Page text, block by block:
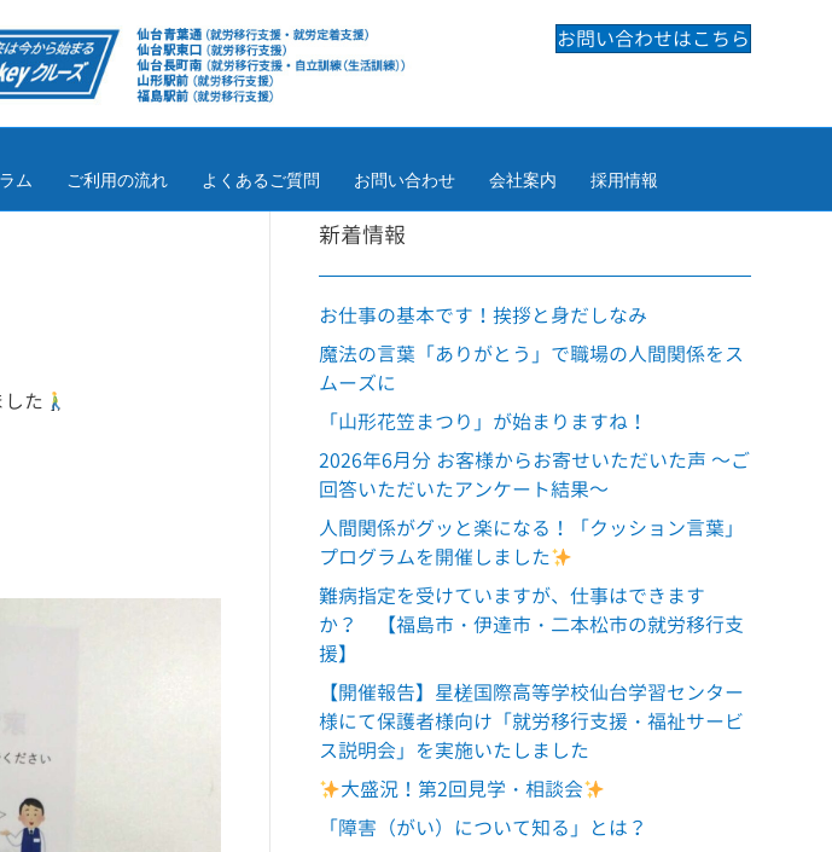
ム ご利用の流れ よくあるご質問 お問い合わせ 会社案内 採用情報
お問い合わせはこちら
た
新着情報
お仕事の基本です！挨拶と身だしなみ
魔法の言葉「ありがとう」で職場の人間関係をス
ムーズに
「山形花笠まつり」が始まりますね！
2026年6月分 お客様からお寄せいただいた声 ～ご
回答いただいたアンケート結果～
人間関係がグッと楽になる！「クッション言葉」
プログラムを開催しました
難病指定を受けていますが、仕事はできます
か？ 【福島市・伊達市・二本松市の就労移行支
援】
【開催報告】星槎国際高等学校仙台学習センター
様にて保護者様向け「就労移行支援・福祉サービ
ス説明会」を実施いたしました
大盛況！第2回見学・相談会
「障害（がい）について知る」とは？